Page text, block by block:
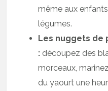
même aux
légumes.
Les nuggets de
: découpez des
morceaux,
du yaourt une